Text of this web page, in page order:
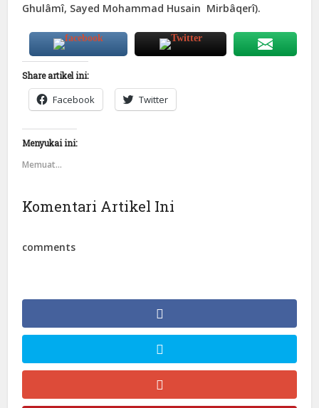
Ghulâmî, Sayed Mohammad Husain Mirbâqerî).
Share artikel ini:
Facebook Twitter
Menyukai ini:
Memuat...
Komentari Artikel Ini
comments